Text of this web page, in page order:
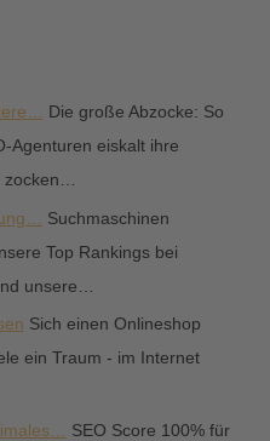
Die große Abzocke: So
Agenturen eiskalt ihre
Suchmaschinen
Top Rankings bei
unsere…
Sich einen Onlineshop
ein Traum - im Internet
SEO Score 100% für